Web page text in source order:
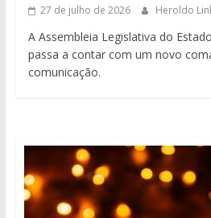
27 de julho de 2026 Heroldo
A Assembleia Legislativa do
passa a contar com um novo
comunicação.